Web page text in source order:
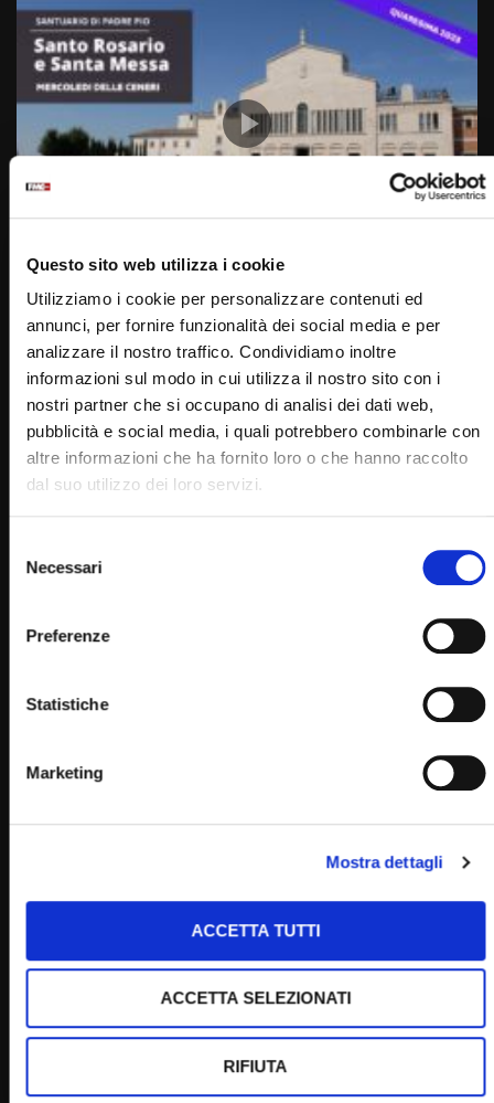
Questo sito web utilizza i cookie
Utilizziamo i cookie per personalizzare contenuti ed
annunci, per fornire funzionalità dei social media e per
analizzare il nostro traffico. Condividiamo inoltre
informazioni sul modo in cui utilizza il nostro sito con i
nostri partner che si occupano di analisi dei dati web,
pubblicità e social media, i quali potrebbero combinarle con
altre informazioni che ha fornito loro o che hanno raccolto
dal suo utilizzo dei loro servizi.
delNecessari
Preferenze
Statistiche
Marketing
Mostra dettagli
ACCETTA TUTTI
ACCETTA SELEZIONATI
RIFIUTA
Mercoledì delle Ceneri (fr. Francesco Dileo)
STAFF
22/02/2023
0
15.5K 280 0
02:21:10
Ordinazione sacerdotale di don Danilo Martino 10
aprile 2021
01:45:00